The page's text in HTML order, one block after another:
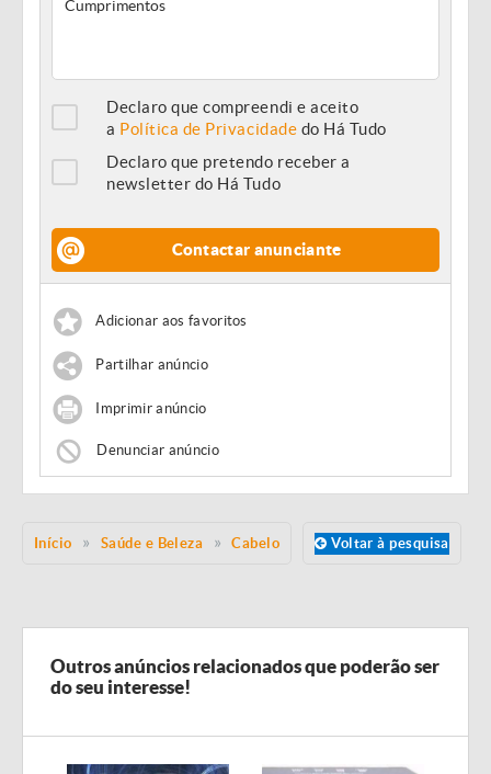
Declaro que compreendi e aceito
a Política de Privacidade do Há Tudo
Declaro que pretendo receber a
newsletter do Há Tudo
Contactar anunciante
Adicionar aos favoritos
Partilhar anúncio
Imprimir anúncio
Denunciar anúncio
Início Saúde e Beleza Cabelo Voltar à pesquisa
Outros anúncios relacionados que poderão ser
do seu interesse!